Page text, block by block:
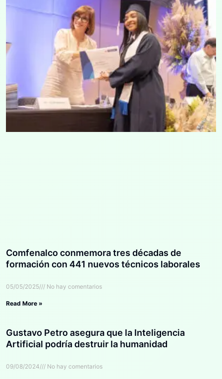
Comfenalco conmemora tres décadas de
formación con 441 nuevos técnicos laborales
05/05/2025 No hay comentarios
Read More »
Gustavo Petro asegura que la Inteligencia
Artificial podría destruir la humanidad
09/08/2024 No hay comentarios